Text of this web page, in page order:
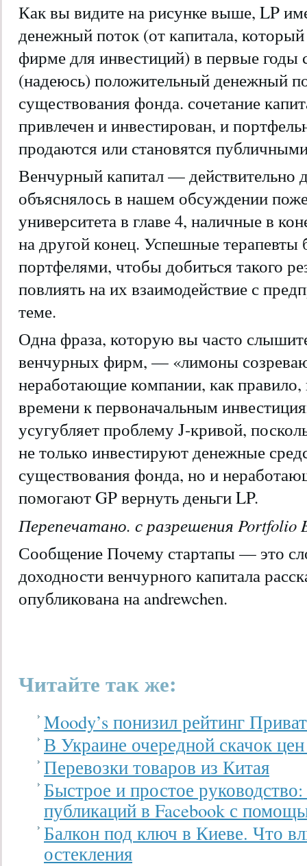
Как вы видите на рисунке выше, LP
денежный поток (от капитала,
фирме для инвестиций) в первые годы
(надеюсь) положительный денежный
существования фонда. сочетание
привлечен и инвестирован, и
продаются или становятся
Венчурный капитал — действительно
объяснялось в нашем обсуждении
университета в главе 4, наличные в
на другой конец. Успешные терапевты
портфелями, чтобы добиться такого
повлиять на их взаимодействие с
теме.
Одна фраза, которую вы часто
венчурных фирм, — «лимоны
неработающие компании, как правило,
времени к первоначальным
усугубляет проблему J-кривой,
не только инвестируют денежные
существования фонда, но и
помогают GP вернуть деньги LP.
Перепечатано. с разрешения Portfolio
Сообщение Почему стартапы — это
доходности венчурного капитала
опубликована на andrewchen.
Читайте так же:
Moody’s понизил рейтинг
В Украине очередной скачок
Перевозки товаров из Китая
Быстрое и простое
публикаций в Facebook с
Балкон под ключ в Киеве. Что
остекления